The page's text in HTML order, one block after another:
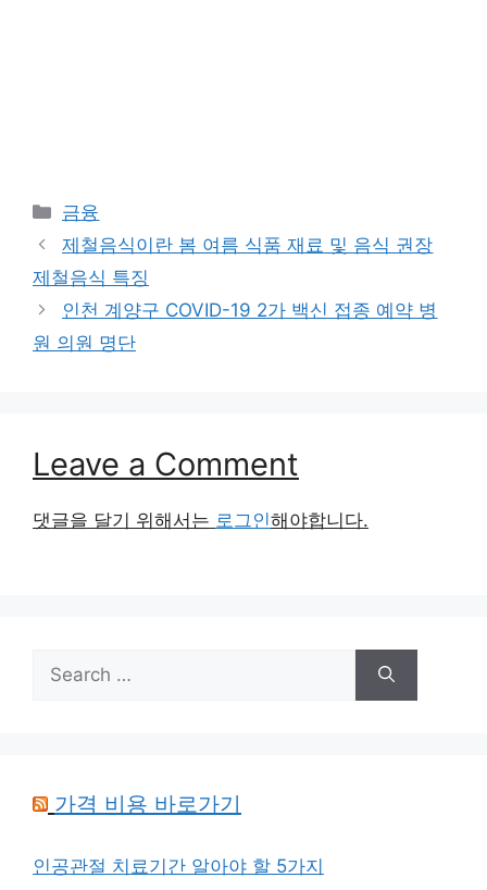
Categories
금융
제철음식이란 봄 여름 식품 재료 및 음식 권장
제철음식 특징
인천 계양구 COVID-19 2가 백신 접종 예약 병
원 의원 명단
Leave a Comment
댓글을 달기 위해서는 로그인해야합니다.
for:
가격 비용 바로가기
인공관절 치료기간 알아야 할 5가지